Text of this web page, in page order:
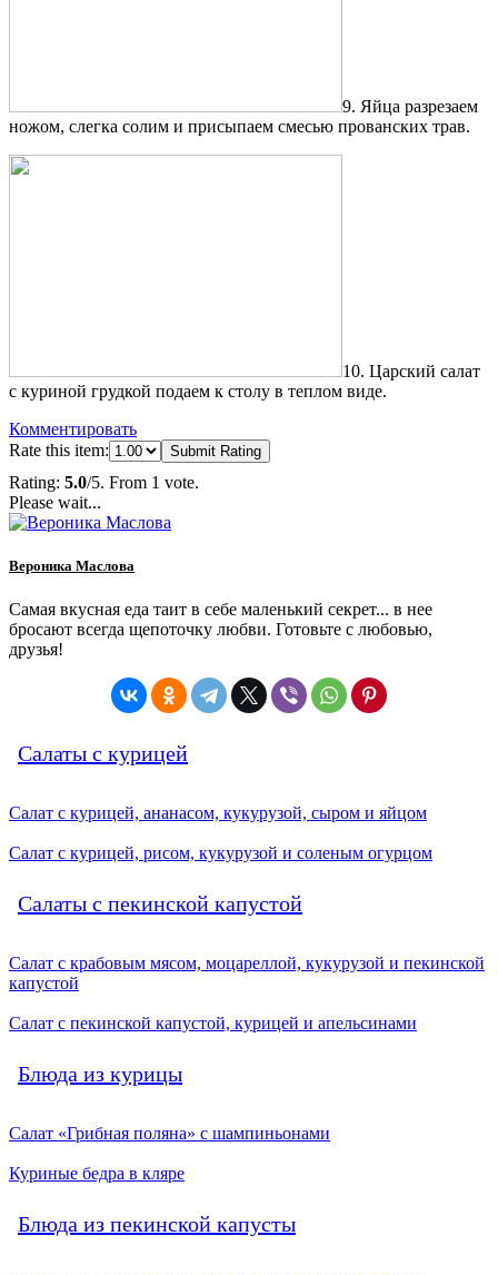
9. Яйца разрезаем
ножом, слегка солим и присыпаем смесью прованских трав.
10. Царский салат
с куриной грудкой подаем к столу в теплом виде.
Комментировать
Rate this item:
Submit Rating
Rating: 5.0/5. From 1 vote.
Please wait...
Вероника Маслова
Самая вкусная еда таит в себе маленький секрет... в нее
бросают всегда щепоточку любви. Готовьте с любовью,
друзья!
Салаты с курицей
Салат с курицей, ананасом, кукурузой, сыром и яйцом
Салат с курицей, рисом, кукурузой и соленым огурцом
Салаты с пекинской капустой
Салат с крабовым мясом, моцареллой, кукурузой и пекинской
капустой
Салат с пекинской капустой, курицей и апельсинами
Блюда из курицы
Салат «Грибная поляна» с шампиньонами
Куриные бедра в кляре
Блюда из пекинской капусты